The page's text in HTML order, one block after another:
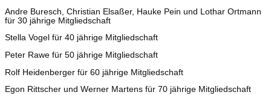
Andre Buresch, Christian Elsaßer, Hauke Pein und Lothar Ortmann
für 30 jährige Mitgliedschaft
Stella Vogel für 40 jährige Mitgliedschaft
Peter Rawe für 50 jährige Mitgliedschaft
Rolf Heidenberger für 60 jährige Mitgliedschaft
Egon Rittscher und Werner Martens für 70 jährige Mitgliedschaft